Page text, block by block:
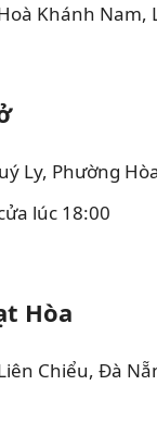
Khánh Nam,
Ly, Phường
lúc 18:00
Hòa
Chiểu, Đà